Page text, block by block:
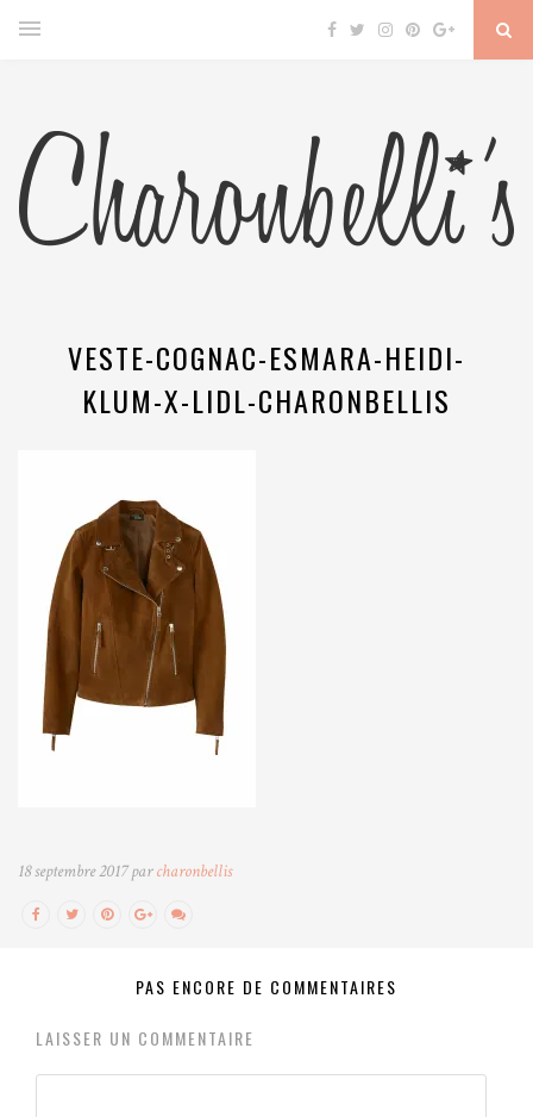
VESTE-COGNAC-ESMARA-HEIDI-
KLUM-X-LIDL-CHARONBELLIS
18 septembre 2017 parcharonbellis
PAS ENCORE DE COMMENTAIRES
LAISSER UN COMMENTAIRE